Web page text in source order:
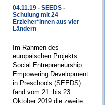
04.11.19 - SEEDS -
Schulung mit 24
Erzieher*innen aus vier
Ländern
Im Rahmen des
europäischen Projekts
Social Entrepreneurship
Empowering Development
in Preschools (SEEDS)
fand vom 21. bis 23.
Oktober 2019 die zweite